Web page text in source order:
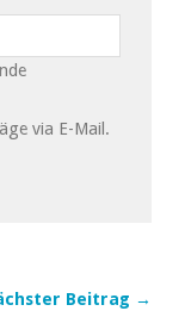
via E-Mail.
Beitrag →